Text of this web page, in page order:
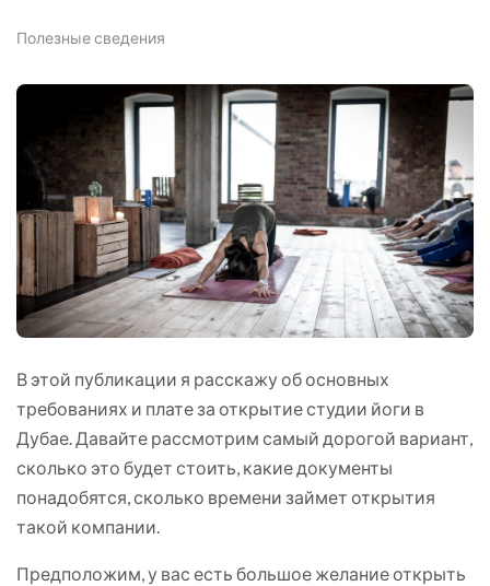
Полезные сведения
В этой публикации я расскажу об основных
требованиях и плате за открытие студии йоги в
Дубае. Давайте рассмотрим самый дорогой вариант,
сколько это будет стоить, какие документы
понадобятся, сколько времени займет открытия
такой компании.
Предположим, у вас есть большое желание открыть